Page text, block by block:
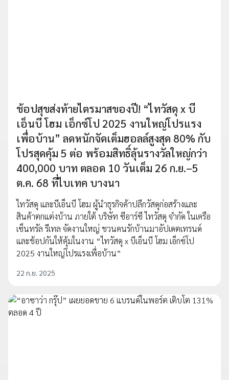
ช้อปสุขส่งท้ายไตรมาสของปี! “ไทวัสดุ x บี
เอ็นบี โฮม เอ็กซ์โป 2025 งานใหญ่โปรแรง
เพื่อบ้าน” ลดหนักจัดเต็มฮอลล์สูงสุด 80% กับ
โปรสุดคุ้ม 5 ต่อ พร้อมสิทธิ์ลุ้นรางวัลใหญ่กว่า
400,000 บาท ตลอด 10 วันเต็ม 26 ก.ย.–5
ต.ค. 68 ที่ไบเทค บางนา
ไทวัสดุ และบีเอ็นบี โฮม ผู้นำธุรกิจค้าปลีกวัสดุก่อสร้างและ
สินค้าตกแต่งบ้าน ภายใต้ บริษัท ซีอาร์ซี ไทวัสดุ จำกัด ในเครือ
เซ็นทรัล รีเทล จัดงานใหญ่ ชวนคนรักบ้านมาอัปเดตเทรนด์
และช้อปกันให้คุ้มในงาน “ไทวัสดุ x บีเอ็นบี โฮม เอ็กซ์โป
2025 งานใหญ่โปรแรงเพื่อบ้าน”
22 ก.ย. 2025